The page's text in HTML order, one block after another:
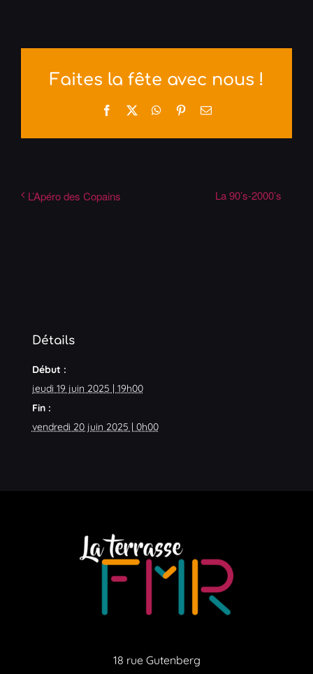
Faites la fête avec nous !
Facebook WhatsApp
PinterestEmail
L’Apéro des Copains La 90’s-2000’s
Détails
Début :
jeudi 19 juin 2025 | 19h00
Fin :
vendredi 20 juin 2025 | 0h00
18 rue Gutenberg